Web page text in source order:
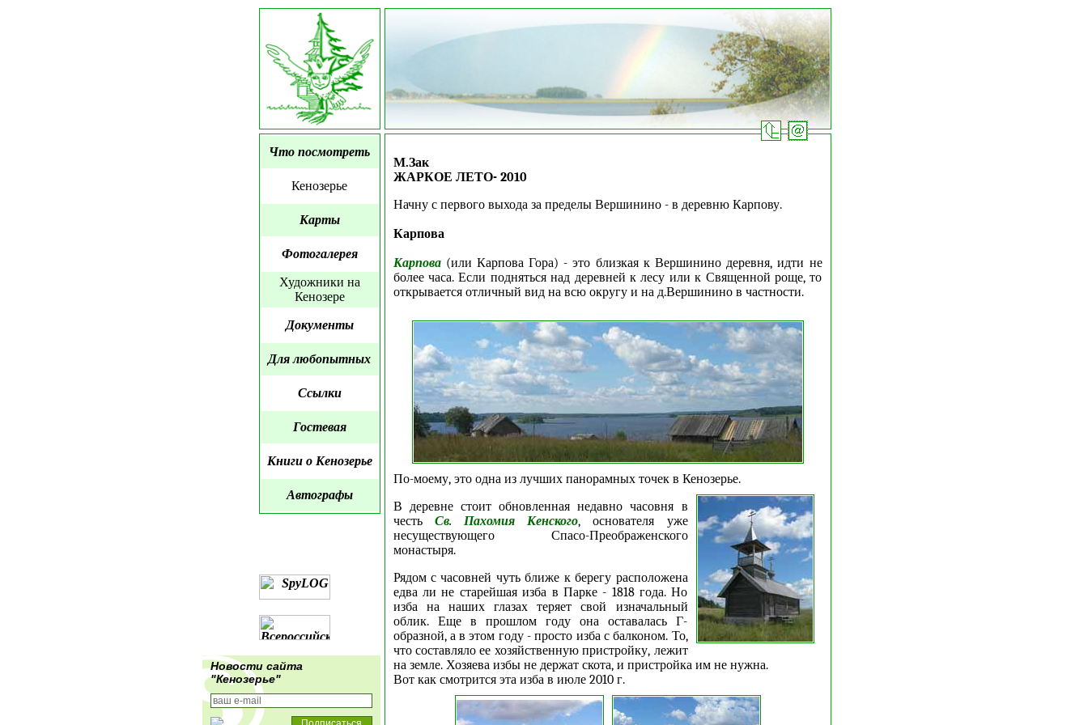
Что посмотреть
Кенозерье
Карты
Фотогалерея
Художники на
Кенозере
Документы
Для любопытных
Ссылки
Гостевая
Книги о Кенозерье
Автографы
Новости сайта
"Кенозерье"
М.Зак
ЖАРКОЕ ЛЕТО- 2010
Начну с первого выхода за пределы Вершинино - в деревню Карпову.
Карпова
Карпова(или Карпова Гора) - это близкая к Вершинино деревня, идти не
более часа. Если подняться над деревней к лесу или к Священной роще, то
открывается отличный вид на всю округу и на д.Вершинино в частности.
По-моему, это одна из лучших панорамных точек в Кенозерье.
В деревне стоит обновленная недавно часовня в
честь Св. Пахомия Кенского, основателя уже
несуществующего Спасо-Преображенского
монастыря.
Рядом с часовней чуть ближе к берегу расположена
едва ли не старейшая изба в Парке - 1818 года. Но
изба на наших глазах теряет свой изначальный
облик. Еще в прошлом году она оставалась Г-
образной, а в этом году - просто изба с балконом. То,
что составляло ее хозяйственную пристройку, лежит
на земле. Хозяева избы не держат скота, и пристройка им не нужна.
Вот как смотрится эта изба в июле 2010 г.